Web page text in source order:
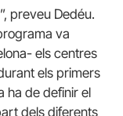
preveu Dedéu.
va
els centres
els primers
ha de definir el
dels diferents